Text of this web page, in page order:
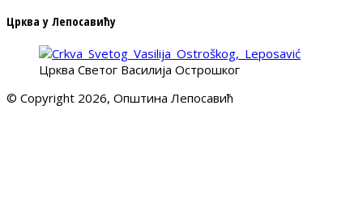
Црква у Лепосавићу
Црква Светог Василија Острошког
© Copyright 2026, Општина Лепосавић